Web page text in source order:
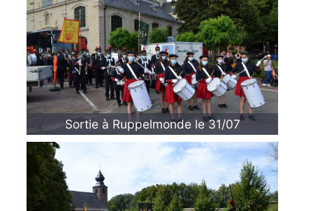
Sortie à Ruppelmonde le 31/07